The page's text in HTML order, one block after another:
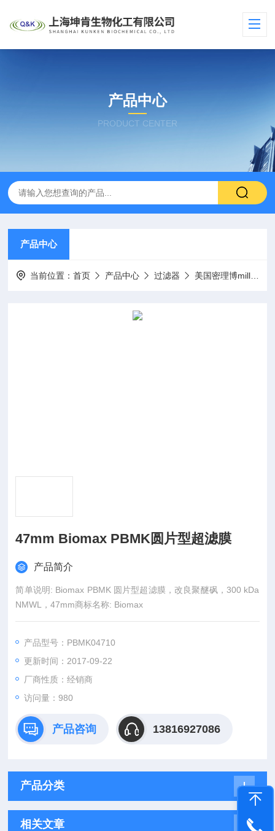
产品中心
PRODUCT CENTER
产品中心
当前位置：首页 产品中心 过滤器 美国密理博millipore
47mm Biomax PBMK圆片型超滤膜
产品简介
简单说明: Biomax PBMK 圆片型超滤膜，改良聚醚砜，300 kDa
NMWL，47mm商标名称: Biomax
产品型号：PBMK04710
更新时间：2017-09-22
厂商性质：经销商
访问量：980
产品咨询 13816927086
产品分类
相关文章